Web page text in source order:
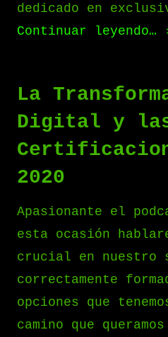
dedicado en
Continuar leyendo…
La
Digital y
2020
Apasionante el
esta ocasión
crucial en nuestro
correctamente
opciones que
camino que